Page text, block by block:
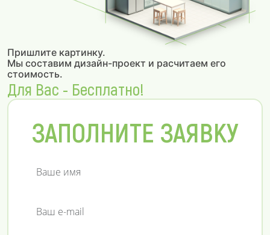
Пришлите картинку.
Мы составим дизайн-проект и расчитаем его
стоимость.
Для Вас - Бесплатно!
ЗАПОЛНИТЕ ЗАЯВКУ